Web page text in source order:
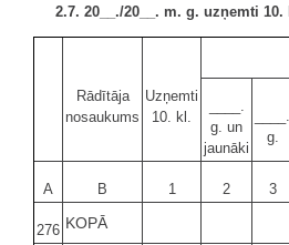
2.7. 20__./20__. m. g. uzņemti 10.
Rādītāja
nosaukums
Uzņemti
10. kl.
____.
g. un
jaunāki
____.
g.
A B 1 2 3
276 KOPĀ